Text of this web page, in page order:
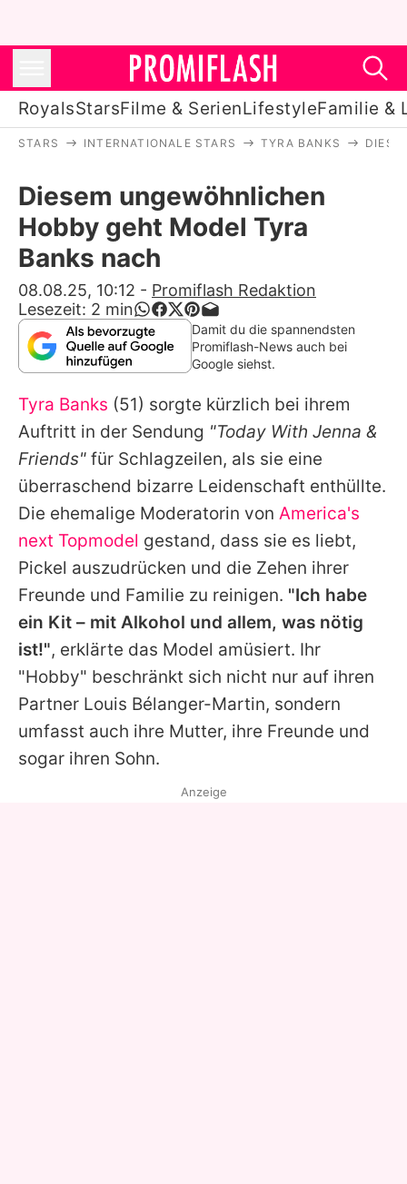
RoyalsStarsFilme & SerienLifestyleFamilie &
Stars
Filme & Serien
Lifestyle
Familie & Liebe
Promiflash Exklusiv
Alle Themen auf Promiflash
Jobs
App runterladen
Team
Redaktionelle Richtlinien
Impressum
Datenschutzerklärung
Utiq verwalten
STARS INTERNATIONALE STARS TYRA BANKS
Diesem ungewöhnlichen
Hobby geht Model Tyra
Banks nach
08.08.25, 10:12 - Promiflash Redaktion
Lesezeit: 2 min
Damit du die spannendsten
Promiflash-News auch bei
Google siehst.
Tyra Banks (51) sorgte kürzlich bei ihrem
Auftritt in der Sendung "Today With Jenna &
Friends" für Schlagzeilen, als sie eine
überraschend bizarre Leidenschaft enthüllte.
Die ehemalige Moderatorin von America's
next Topmodel gestand, dass sie es liebt,
Pickel auszudrücken und die Zehen ihrer
Freunde und Familie zu reinigen. "Ich habe
ein Kit – mit Alkohol und allem, was nötig
ist!", erklärte das Model amüsiert. Ihr
"Hobby" beschränkt sich nicht nur auf ihren
Partner Louis Bélanger-Martin, sondern
umfasst auch ihre Mutter, ihre Freunde und
sogar ihren Sohn.
Anzeige